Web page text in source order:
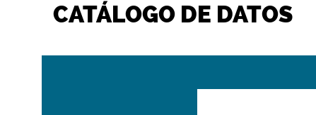
CATÁLOGO DE DATOS